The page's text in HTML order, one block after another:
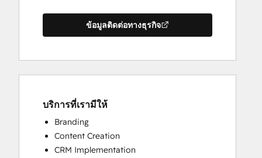
ข้อมูลติดต่อทางธุรกิจ
บริการที่เรามีให้
Branding
Content Creation
CRM Implementation